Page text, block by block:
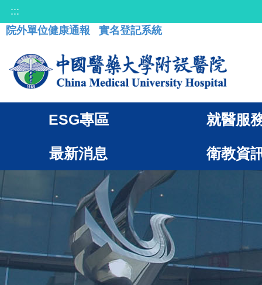
:::
院外單位健康通報
實名登記系統
ESG專區 就醫服
最新消息 衛教資